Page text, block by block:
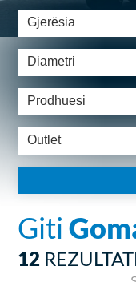
Gjerësia
Diametri
Prodhuesi
Outlet
Giti
12